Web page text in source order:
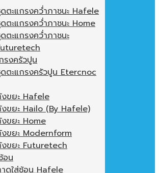
ตะแกรงคว่ำภาชนะ Hafele
ตะแกรงคว่ำภาชนะ Home
ตะแกรงคว่ำภาชนะ
รงครัวปูน
ตะแกรงครัวปูน Etercnoc
ขยะ Hafele
ขยะ Hailo (By Hafele)
ขยะ Home
ขยะ Modernform
ขยะ Futuretech
อน
ดใส่ช้อน Hafele